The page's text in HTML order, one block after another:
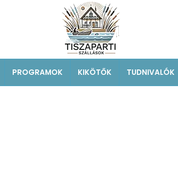
PROGRAMOK KIKÖTŐK TUDNIVALÓK